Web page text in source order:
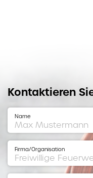
Kontaktieren
Name
Firma/Organisation